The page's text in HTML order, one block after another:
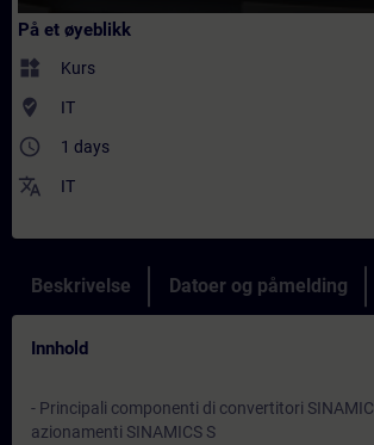
På et øyeblikk
widgets Kurs
where_to_vote IT
access_time 1 days
translate IT
Beskrivelse Datoer og påmelding
Innhold
- Principali componenti di convertitori
azionamenti SINAMICS S